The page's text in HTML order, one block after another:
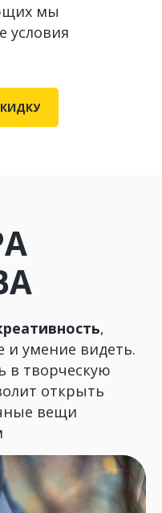
мы
условия
,
умение видеть.
в творческую
открыть
вещи